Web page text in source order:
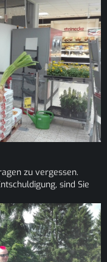
zu vergessen.
sind Sie